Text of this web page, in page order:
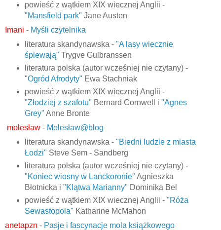
powieść z wątkiem XIX wiecznej Anglii -
"Mansfield park" Jane Austen
Imani - Myśli czytelnika
literatura skandynawska - "A lasy wiecznie
śpiewają" Trygve Gulbranssen
literatura polska (autor wcześniej nie czytany) -
"Ogród Afrodyty" Ewa Stachniak
powieść z wątkiem XIX wiecznej Anglii -
"Złodziej z szafotu" Bernard Cornwell i "Agnes
Grey" Anne Bronte
molesław - Molesław@blog
literatura skandynawska - "Biedni ludzie z miasta
Łodzi" Steve Sem - Sandberg
literatura polska (autor wcześniej nie czytany) -
"Koniec wiosny w Lanckoronie" Agnieszka
Błotnicka i "Klątwa Marianny" Dominika Bel
powieść z wątkiem XIX wiecznej Anglii -"Róża
Sewastopola" Katharine McMahon
anetapzn - Pasje i fascynacje mola książkowego